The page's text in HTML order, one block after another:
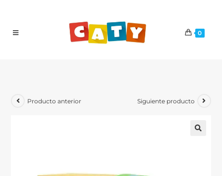
0
Producto anterior Siguiente producto